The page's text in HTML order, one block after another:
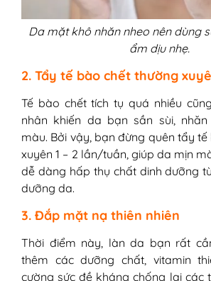
Da mặt khô nhăn nheo nên dùng
ẩm dịu nhẹ.
2. Tẩy tế bào chết thường
Tế bào chết tích tụ quá nhiều
nhân khiến da bạn sần sùi,
màu. Bởi vậy, bạn đừng quên tẩy
xuyên 1 – 2 lần/tuần, giúp da mịn
dễ dàng hấp thụ chất dinh dưỡng
dưỡng da.
3. Đắp mặt nạ thiên nhiên
Thời điểm này, làn da bạn rất
thêm các dưỡng chất, vitamin
cường sức đề kháng chống lại các